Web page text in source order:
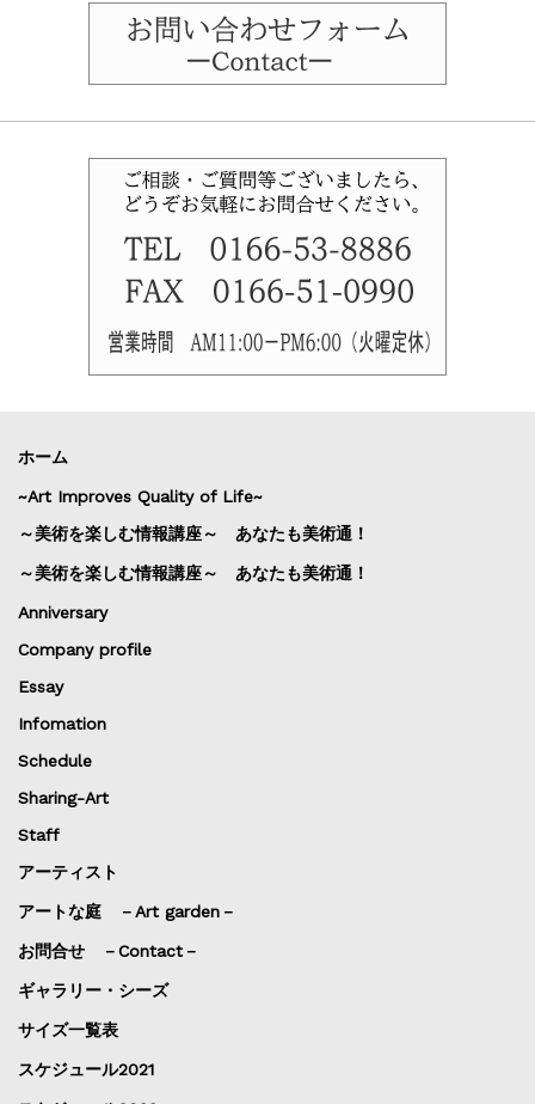
ホーム
~Art Improves Quality of Life~
～美術を楽しむ情報講座～ あなたも美術通！
～美術を楽しむ情報講座～ あなたも美術通！
Anniversary
Company profile
Essay
Infomation
Schedule
Sharing-Art
Staff
アーティスト
アートな庭 －Art garden－
お問合せ －Contact－
ギャラリー・シーズ
サイズ一覧表
スケジュール2021